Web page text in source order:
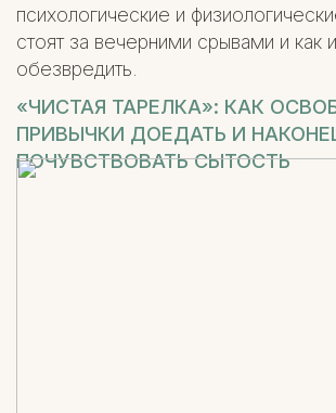
психологические и
стоят за вечерними срывами и как
обезвредить.
«ЧИСТАЯ ТАРЕЛКА»: КАК
ПРИВЫЧКИ ДОЕДАТЬ И
ПОЧУВСТВОВАТЬ СЫТОСТЬ